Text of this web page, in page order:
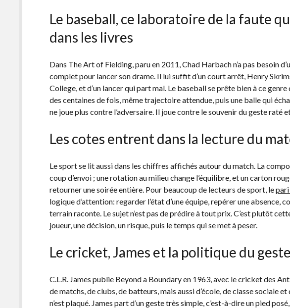
Le baseball, ce laboratoire de la faute
dans les livres
Dans The Art of Fielding, paru en 2011, Chad Harbach n’a pas besoin
complet pour lancer son drame. Il lui suffit d’un court arrêt, Henry
College, et d’un lancer qui part mal. Le baseball se prête bien à ce
des centaines de fois, même trajectoire attendue, puis une balle qui
ne joue plus contre l’adversaire. Il joue contre le souvenir du geste raté
Les cotes entrent dans la lecture du
Le sport se lit aussi dans les chiffres affichés autour du match. La
coup d’envoi ; une rotation au milieu change l’équilibre, et un carton
retourner une soirée entière. Pour beaucoup de lecteurs de sport, le
logique d’attention: regarder l’état d’une équipe, repérer une absence,
terrain raconte. Le sujet n’est pas de prédire à tout prix. C’est plutôt
joueur, une décision, un risque, puis le temps qui se met à peser.
Le cricket, James et la politique du geste
C.L.R. James publie Beyond a Boundary en 1963, avec le cricket des
de matchs, de clubs, de batteurs, mais aussi d’école, de classe sociale
n’est plaqué. James part d’un geste très simple, c’est-à-dire un pied